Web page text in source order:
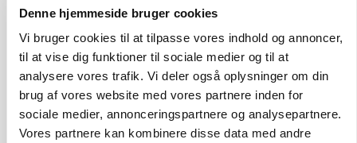
Denne hjemmeside bruger cookies
Vi bruger cookies til at tilpasse vores indhold og annoncer,
til at vise dig funktioner til sociale medier og til at
analysere vores trafik. Vi deler også oplysninger om din
brug af vores website med vores partnere inden for
sociale medier, annonceringspartnere og analysepartnere.
Vores partnere kan kombinere disse data med andre
Loading...